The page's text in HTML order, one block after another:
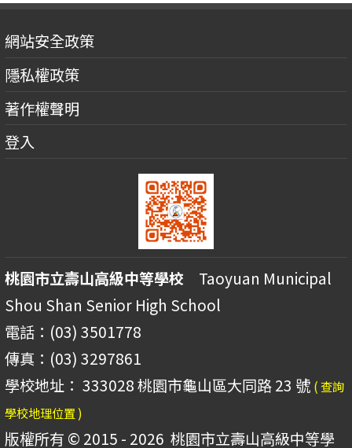
網站安全政策
隱私權政策
著作權聲明
登入
桃園市立壽山高級中等學校 Taoyuan Municipal
Shou Shan Senior High School
電話：(03) 3501778
傳真：(03) 3297861
學校地址： 333028 桃園市龜山區大同路 23 號 ( 查詢
學校地理位置 )
版權所有 © 2015 - 2026 桃園市立壽山高級中等學